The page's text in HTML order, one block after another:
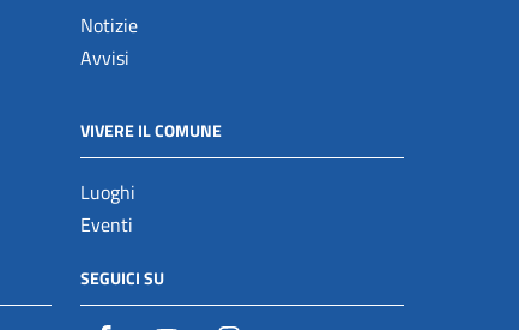
Notizie
Avvisi
VIVERE IL COMUNE
Luoghi
Eventi
SEGUICI SU